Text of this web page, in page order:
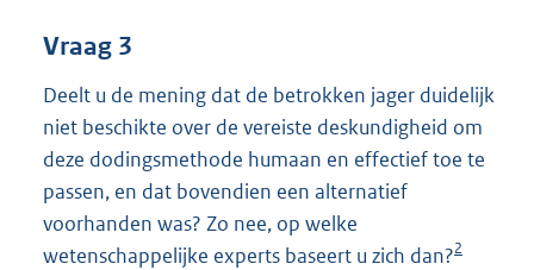
Vraag 3
Deelt u de mening dat de betrokken jager duidelijk
niet beschikte over de vereiste deskundigheid om
deze dodingsmethode humaan en effectief toe te
passen, en dat bovendien een alternatief
voorhanden was? Zo nee, op welke
wetenschappelijke experts baseert u zich dan?2